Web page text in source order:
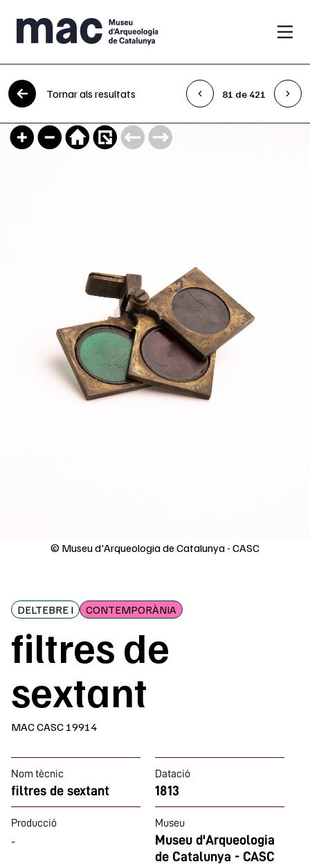
Vés al contingut
Tornar als resultats 81 de 421
© Museu d'Arqueologia de Catalunya - CASC
DELTEBRE I CONTEMPORÀNIA
filtres de
sextant
MAC CASC 19914
Nom tècnic
filtres de sextant
Datació
1813
Producció
-
Museu
Museu d'Arqueologia
de Catalunya - CASC